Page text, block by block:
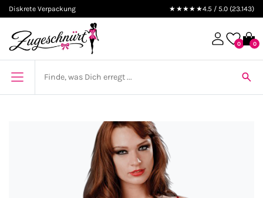
Diskrete Verpackung ★★★★★4.5 / 5.0 (23.143)
0 0